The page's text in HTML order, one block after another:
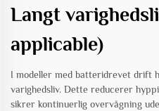
Langt
applicable)
I modeller med batteridrevet drift
varighedsliv. Dette reducerer
sikrer kontinuerlig overvågning